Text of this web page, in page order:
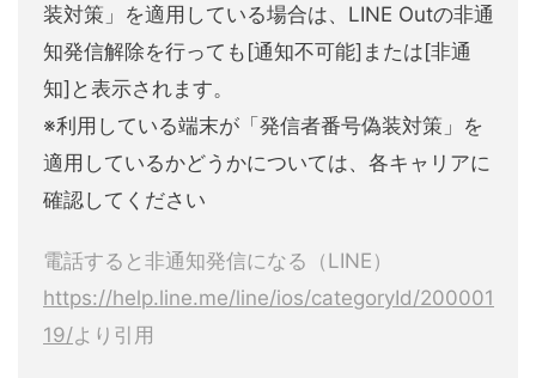
装対策」を適用している場合は、LINE Outの非通
知発信解除を行っても[通知不可能]または[非通
知]と表示されます。
※利用している端末が「発信者番号偽装対策」を
適用しているかどうかについては、各キャリアに
確認してください
電話すると非通知発信になる（LINE）
https://help.line.me/line/ios/categoryId/200001
19/より引用